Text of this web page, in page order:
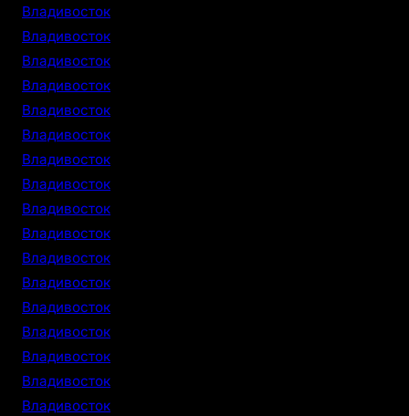
Владивосток
Владивосток
Владивосток
Владивосток
Владивосток
Владивосток
Владивосток
Владивосток
Владивосток
Владивосток
Владивосток
Владивосток
Владивосток
Владивосток
Владивосток
Владивосток
Владивосток